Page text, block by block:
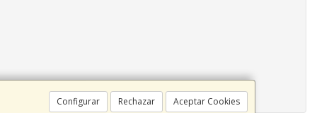
Configurar Rechazar Aceptar Cookies